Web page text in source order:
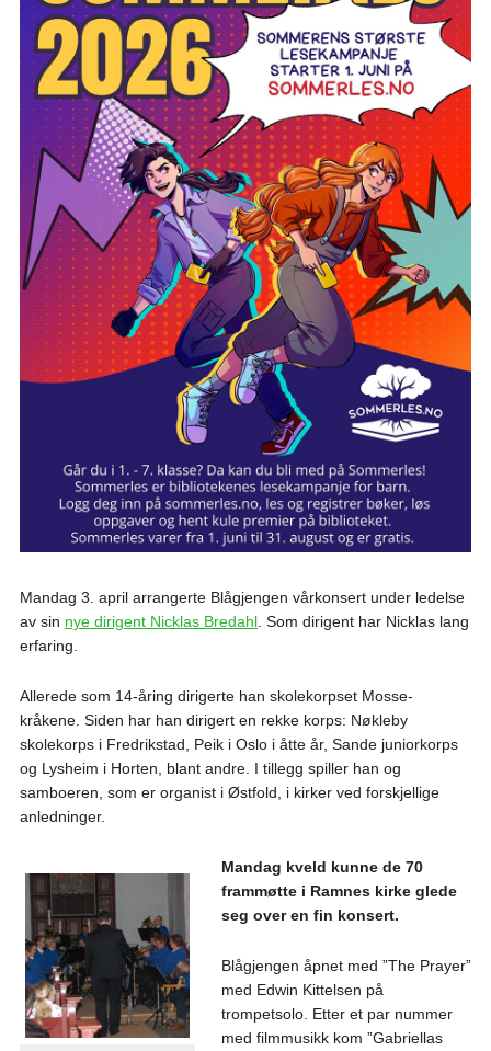
Mandag 3. april arrangerte Blågjengen vårkonsert under ledelse
av sin nye dirigent Nicklas Bredahl. Som dirigent har Nicklas lang
erfaring.
Allerede som 14-åring dirigerte han skolekorpset Mosse-
kråkene. Siden har han dirigert en rekke korps: Nøkleby
skolekorps i Fredrikstad, Peik i Oslo i åtte år, Sande juniorkorps
og Lysheim i Horten, blant andre. I tillegg spiller han og
samboeren, som er organist i Østfold, i kirker ved forskjellige
anledninger.
Mandag kveld kunne de 70
frammøtte i Ramnes kirke glede
seg over en fin konsert.
Blågjengen åpnet med ”The Prayer”
med Edwin Kittelsen på
trompetsolo. Etter et par nummer
med filmmusikk kom ”Gabriellas